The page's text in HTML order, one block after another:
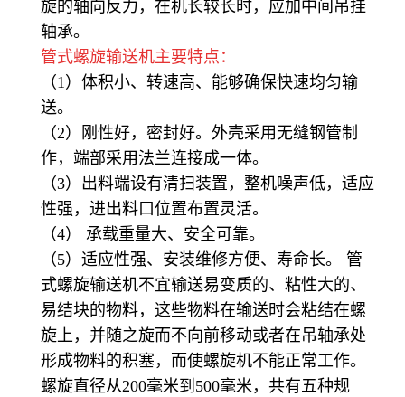
旋的轴向反力，在机长较长时，应加中间吊挂
轴承。
管式螺旋输送机主要特点：
（1）体积小、转速高、能够确保快速均匀输
送。
（2）刚性好，密封好。外壳采用无缝钢管制
作，端部采用法兰连接成一体。
（3）出料端设有清扫装置，整机噪声低，适应
性强，进出料口位置布置灵活。
（4） 承载重量大、安全可靠。
（5）适应性强、安装维修方便、寿命长。 管
式螺旋输送机不宜输送易变质的、粘性大的、
易结块的物料，这些物料在输送时会粘结在螺
旋上，并随之旋而不向前移动或者在吊轴承处
形成物料的积塞，而使螺旋机不能正常工作。
螺旋直径从200毫米到500毫米，共有五种规